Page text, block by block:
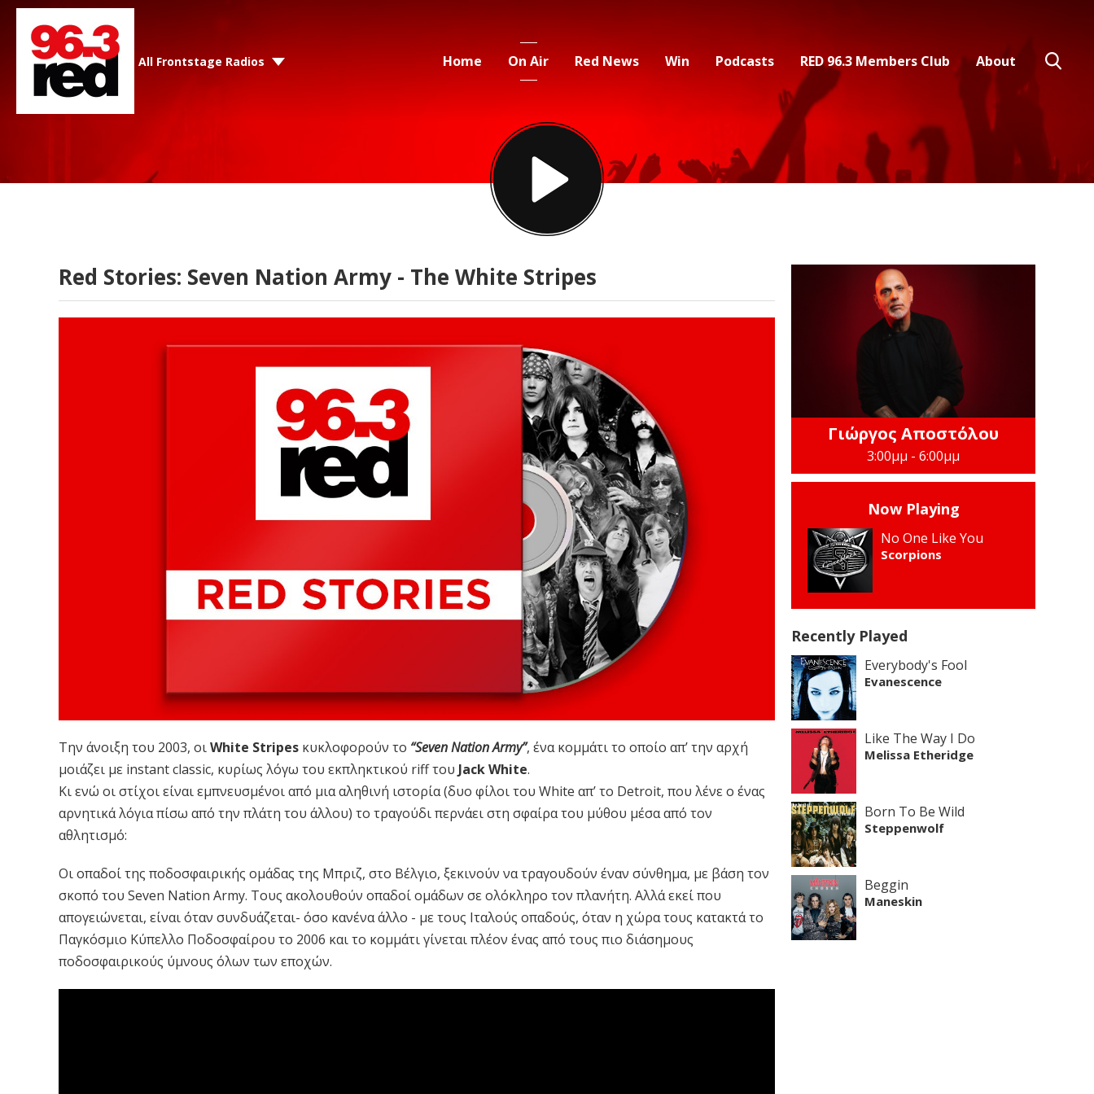
All Frontstage Radios Home On Air Red News Win Podcasts RED 96.3 Members Club About
Red Stories: Seven Nation Army - The White Stripes
Την άνοιξη του 2003, οιWhite Stripes κυκλοφορούν το “Seven Nation Army”, ένα κομμάτι το οποίο απ’ την αρχή
μοιάζει με instant classic, κυρίως λόγω του εκπληκτικού riff του Jack White.
Κι ενώ οι στίχοι είναι εμπνευσμένοι από μια αληθινή ιστορία (δυο φίλοι του White απ’ το Detroit, που λένε ο ένας
αρνητικά λόγια πίσω από την πλάτη του άλλου) το τραγούδι περνάει στη σφαίρα του μύθου μέσα από τον
αθλητισμό:
Οι οπαδοί της ποδοσφαιρικής ομάδας της Μπριζ, στο Βέλγιο, ξεκινούν να τραγουδούν έναν σύνθημα, με βάση τον
σκοπό του Seven Nation Army. Τους ακολουθούν οπαδοί ομάδων σε ολόκληρο τον πλανήτη. Αλλά εκεί που
απογειώνεται, είναι όταν συνδυάζεται- όσο κανένα άλλο - με τους Ιταλούς οπαδούς, όταν η χώρα τους κατακτά το
Παγκόσμιο Κύπελλο Ποδοσφαίρου το 2006 και το κομμάτι γίνεται πλέον ένας από τους πιο διάσημους
ποδοσφαιρικούς ύμνους όλων των εποχών.
Γιώργος Αποστόλου
3:00μμ - 6:00μμ
Now Playing
No One Like You
Scorpions
Recently Played
Everybody's Fool
Evanescence
Like The Way I Do
Melissa Etheridge
Born To Be Wild
Steppenwolf
Beggin
Maneskin